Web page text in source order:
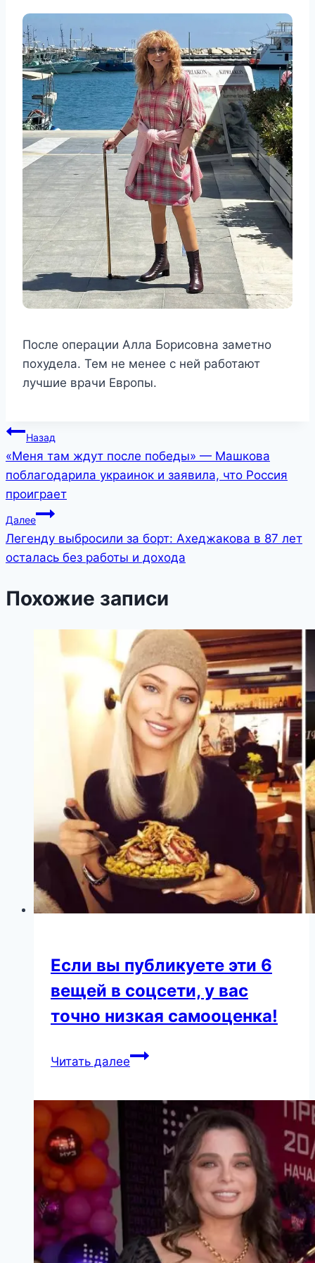
После операции Алла Борисовна заметно
похудела. Тем не менее с ней работают
лучшие врачи Европы.
Навигация
по
записям
Назад
«Меня там ждут после победы» — Машкова
поблагодарила украинок и заявила, что Россия
проиграет
Далее
Легенду выбросили за борт: Ахеджакова в 87 лет
осталась без работы и дохода
Похожие записи
Если вы публикуете эти 6
вещей в соцсети, у вас
точно низкая самооценка!
Читать далееЕсли
вещей
соцсети,
точно